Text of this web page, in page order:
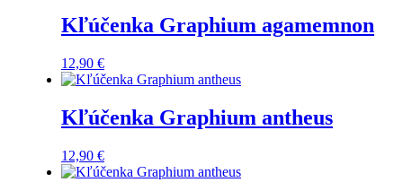
Kľúčenka Graphium agamemnon
12,90 €
Kľúčenka Graphium antheus
12,90 €